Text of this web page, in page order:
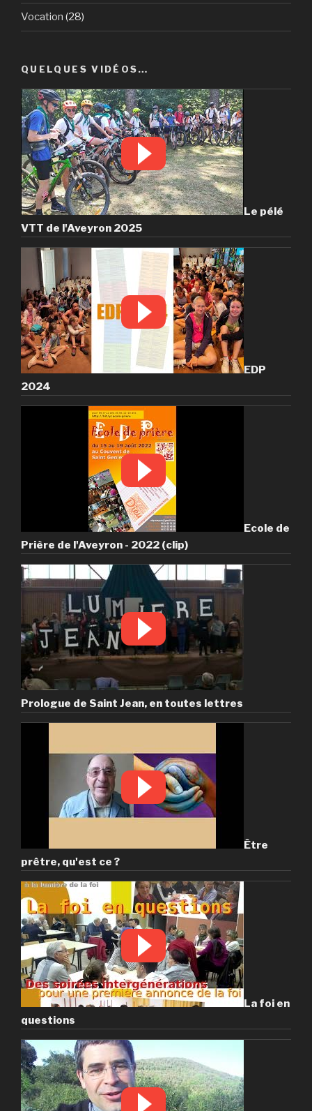
Vocation (28)
QUELQUES VIDÉOS…
Le pélé
VTT de l'Aveyron 2025
EDP
2024
Ecole de
Prière de l'Aveyron - 2022 (clip)
Prologue de Saint Jean, en toutes lettres
Être
prêtre, qu'est ce ?
La foi en
questions